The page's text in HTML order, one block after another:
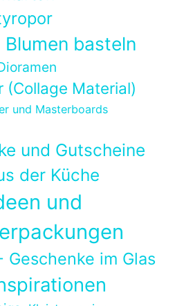
Blumen basteln
(Collage Material)
und Masterboards
und Gutscheine
der Küche
und
im Glas